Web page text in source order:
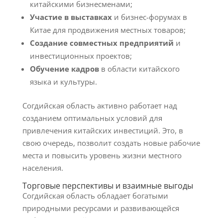
китайскими бизнесменами;
Участие в выставкахи бизнес-форумах в
Китае для продвижения местных товаров;
Создание совместных предприятий и
инвестиционных проектов;
Обучение кадровв области китайского
языка и культуры.
Согдийская область активно работает над
созданием оптимальных условий для
привлечения китайских инвестиций. Это, в
свою очередь, позволит создать новые рабочие
места и повысить уровень жизни местного
населения.
Торговые перспективы и взаимные выгоды
Согдийская область обладает богатыми
природными ресурсами и развивающейся